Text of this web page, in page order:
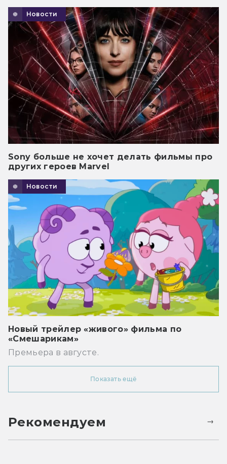
Новости
Sony больше не хочет делать фильмы про
других героев Marvel
Новости
Новый трейлер «живого» фильма по
«Смешарикам»
Премьера в августе.
Показать ещё
Рекомендуем